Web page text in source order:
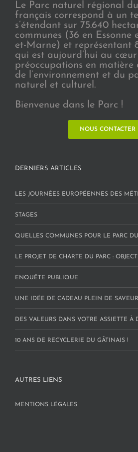
Le Parc naturel régional
français correspond à un
s’étendant sur 75.640
communes (36 en Essonne
et-Marne) et représentant
qui est aujourd’hui au cœur
préoccupations en matière
de l’environnement et du
naturel et culturel.
Bienvenue dans le Parc !
NOUS CONTACTER
DERNIERS ARTICLES
LES JOURNÉES EUROPÉENNES DES
STAGES
QUELLES COMMUNES POUR LE PARC
LE PROJET DE CHARTE DU PARC :
ENQUÊTE PUBLIQUE
UNE IDÉE DE CADEAU PLEIN DE
DES VALEURS DANS VOTRE ASSIETTE À
10 ANS DE RECYCLERIE DU GÂTINAIS !
AUTRES LIENS
MENTIONS LÉGALES